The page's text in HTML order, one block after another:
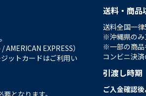
EXPRESS）
ットカードはご利用い
となります。
送料・商品
送料全国一
※沖縄県の
※一部の商品
コンビニ決
引渡し時期
ご入金確認